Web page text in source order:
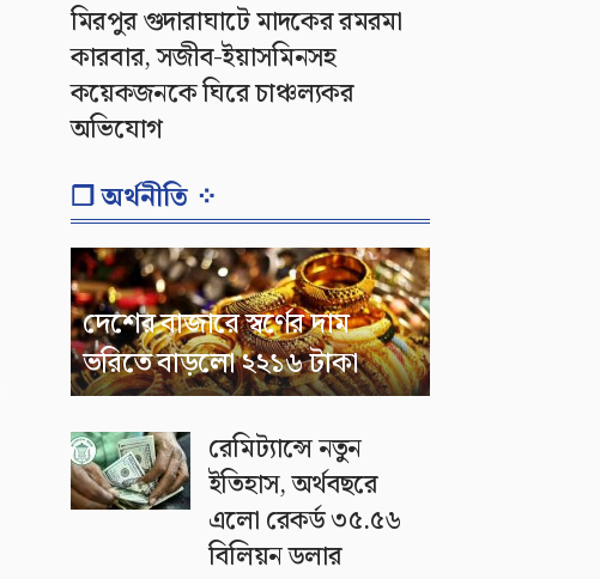
মিরপুর গুদারাঘাটে মাদকের রমরমা
কারবার, সজীব-ইয়াসমিনসহ
কয়েকজনকে ঘিরে চাঞ্চল্যকর
অভিযোগ
❐ অর্থনীতি ⁘
দেশের বাজারে স্বর্ণের দাম
ভরিতে বাড়লো ২২১৬ টাকা
রেমিট্যান্সে নতুন
ইতিহাস, অর্থবছরে
এলো রেকর্ড ৩৫.৫৬
বিলিয়ন ডলার